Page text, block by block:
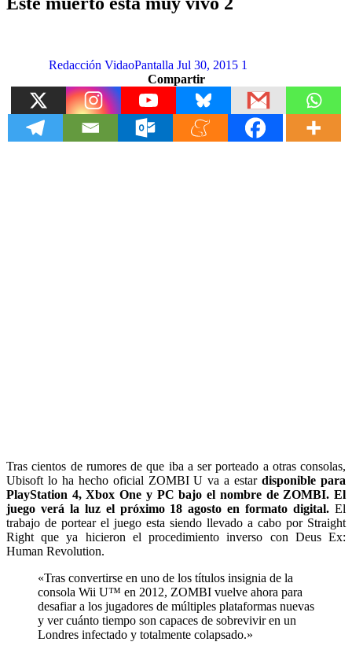
Redacción VidaoPantalla Jul 30, 2015 1
Compartir
Tras cientos de rumores de que iba a ser porteado a otras consolas,
Ubisoft lo ha hecho oficial ZOMBI U va a estardisponible para
PlayStation 4, Xbox One y PC bajo el nombre de ZOMBI. El
juego verá la luz el próximo 18 agosto en formato digital. El
trabajo de portear el juego esta siendo llevado a cabo por Straight
Right que ya hicieron el procedimiento inverso con Deus Ex:
Human Revolution.
«Tras convertirse en uno de los títulos insignia de la
consola Wii U™ en 2012, ZOMBI vuelve ahora para
desafiar a los jugadores de múltiples plataformas nuevas
y ver cuánto tiempo son capaces de sobrevivir en un
Londres infectado y totalmente colapsado.»